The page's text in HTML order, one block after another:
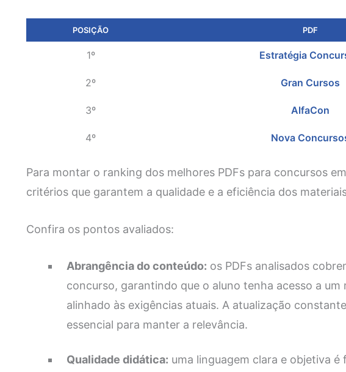
POSIÇÃO PDF
1º Estratégia
2º Gran Cursos
3º AlfaCon
4º Nova
Para montar o ranking dos melhores PDFs para concursos
critérios que garantem a qualidade e a eficiência dos
Confira os pontos avaliados:
Abrangência do conteúdo: os PDFs analisados
concurso, garantindo que o aluno tenha acesso a um
alinhado às exigências atuais. A atualização
essencial para manter a relevância.
Qualidade didática: uma linguagem clara e objetiva é